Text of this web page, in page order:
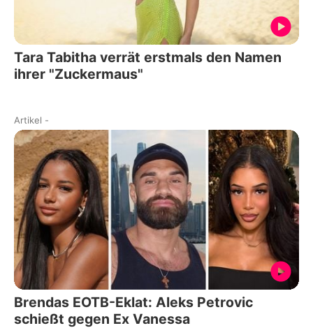
Tara Tabitha verrät erstmals den Namen
ihrer "Zuckermaus"
Artikel -
Brendas EOTB-Eklat: Aleks Petrovic
schießt gegen Ex Vanessa